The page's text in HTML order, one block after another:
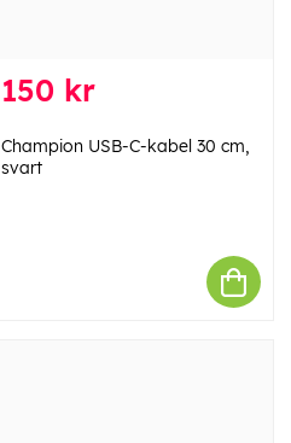
150 kr
Champion USB-C-kabel 30 cm,
svart